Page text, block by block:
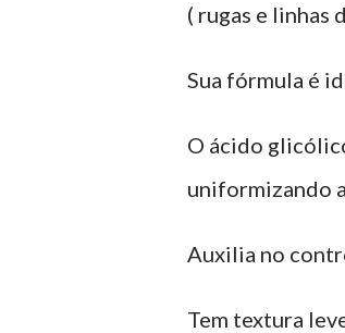
( rugas e linhas
Sua fórmula é
O ácido
uniformizando
Auxilia no
Tem textura